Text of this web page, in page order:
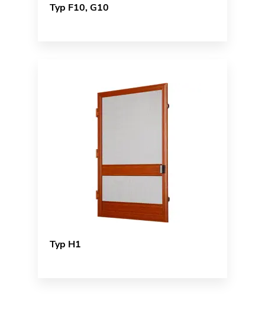
Typ F10, G10
Typ H1